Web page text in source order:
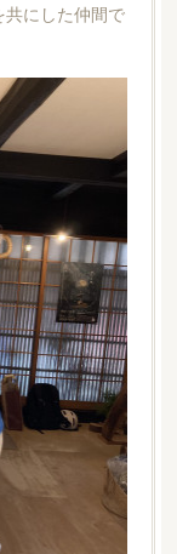
にした仲間で